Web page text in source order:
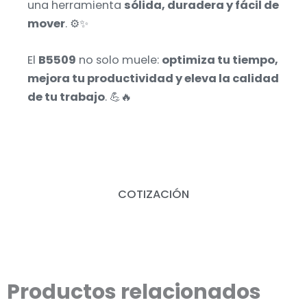
COTIZACIÓN
una herramienta sólida, duradera y fácil de
mover. ⚙️✨
El B5509 no solo muele: optimiza tu tiempo,
mejora tu productividad y eleva la calidad
de tu trabajo. 💪🔥
Productos relacionados